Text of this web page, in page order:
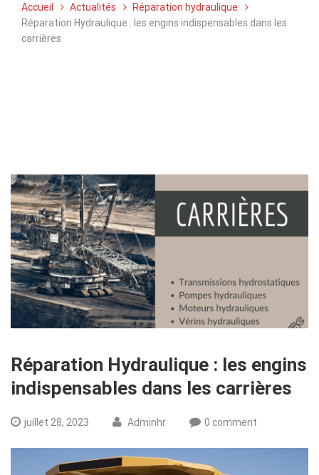
Accueil Actualités
Réparation hydraulique
Réparation Hydraulique : les engins indispensables dans les
carrières
Réparation Hydraulique : les engins
indispensables dans les carrières
juillet 28, 2023 Adminhr 0 comment